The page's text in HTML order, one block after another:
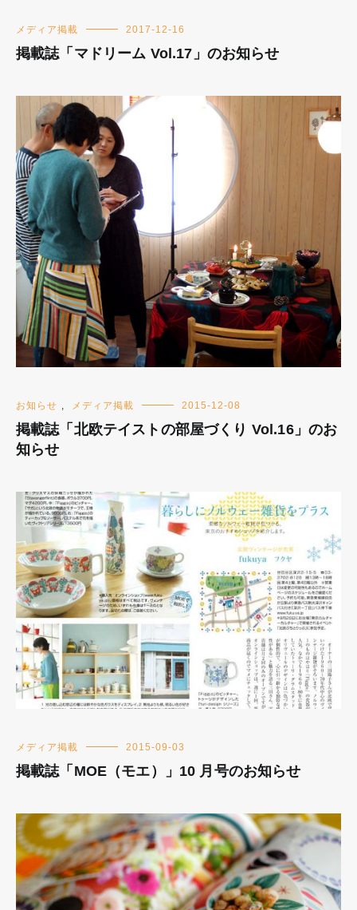
メディア掲載 2017-12-16
掲載誌「マドリーム Vol.17」のお知らせ
お知らせ メディア掲載 2015-12-08
掲載誌「北欧テイストの部屋づくり Vol.16」のお
知らせ
メディア掲載 2015-09-03
掲載誌「MOE（モエ）」10 月号のお知らせ